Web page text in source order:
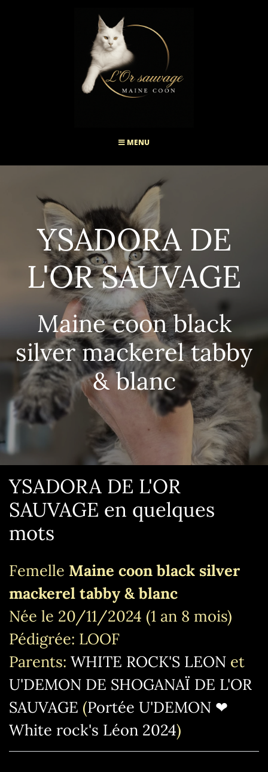
MENU
YSADORA DE
L'OR SAUVAGE
Maine coon black
silver mackerel tabby
& blanc
YSADORA DE L'OR
SAUVAGE en quelques
mots
Femelle Maine coon black silver
mackerel tabby & blanc
Née le 20/11/2024 (1 an 8 mois)
Pédigrée: LOOF
Parents: WHITE ROCK'S LEON et
U'DEMON DE SHOGANAÏ DE L'OR
SAUVAGE (Portée U'DEMON ❤
White rock's Léon 2024)